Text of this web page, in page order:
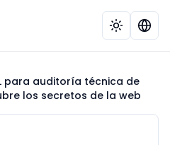
para auditoría técnica de
los secretos de la web